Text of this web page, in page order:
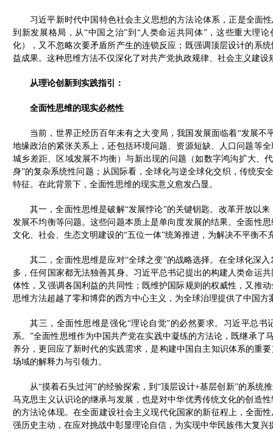
习近平新时代中国特色社会主义思想的方法论体系，正是全面
到新发展格局，从“中国之治”到“人类命运共同体”，这些重大
化），又不忽略次要矛盾所产生的连锁反应；既强调顶层设计的系
益成果。这种思维方法不仅深化了对共产党执政规律、社会主义建
从理论创新到实践指引：
全面性思维的现实必然性
当前，世界正经历百年未有之大变局，我国发展面临着“发展
地缘政治的紧张关系上，还包括环境问题、资源短缺、人口问题等
城乡差距、区域发展不均衡）与新出现的问题（如数字鸿沟扩大、
身”的复杂系统性问题；从国际看，全球化与逆全球化交织，传统安
特征。在此背景下，全面性思维的现实意义愈发凸显。
其一，全面性思维是破解“发展悖论”的关键钥匙。改革开放以
发展不均衡等问题。这些问题本质上是单向度发展的结果。全面性
文化、社会、生态文明建设的“五位一体”统筹推进，为解决不平衡不
其二，全面性思维是应对“全球之变”的战略选择。在全球化深
多，任何国家都无法独善其身。习近平总书记提出的构建人类命运
体性，又强调各国利益的共同性；既维护国际规则的权威性，又推
思维方法超越了零和博弈的西方中心主义，为全球治理提供了中国方
其三，全面性思维是强化“理论自觉”的必然要求。习近平总
系。”全面性思维作为中国共产党在实践中凝练的方法论，既继承了
养分，更回应了新时代的实践需求，是构建中国自主知识体系的重
场域的解释力与引领力。
从“摸着石头过河”的经验探索，到“顶层设计+基层创新”的系
马克思主义认识论的继承与发展，也是对中华优秀传统文化的创造
的方法论体现。在全面建设社会主义现代化国家的新征程上，全面
强历史主动，在应对挑战中彰显理论自信，为实现中华民族伟大复兴